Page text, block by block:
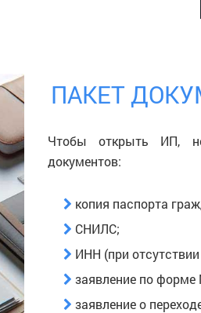
ПАКЕТ
Чтобы открыть ИП,
документов:
копия паспорта
СНИЛС;
ИНН (при
заявление по
заявление о